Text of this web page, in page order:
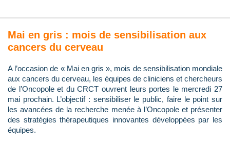
Mai en gris : mois de sensibilisation aux
cancers du cerveau
A l’occasion de « Mai en gris », mois de sensibilisation mondiale
aux cancers du cerveau, les équipes de cliniciens et chercheurs
de l’Oncopole et du CRCT ouvrent leurs portes le mercredi 27
mai prochain. L’objectif : sensibiliser le public, faire le point sur
les avancées de la recherche menée à l’Oncopole et présenter
des stratégies thérapeutiques innovantes développées par les
équipes.